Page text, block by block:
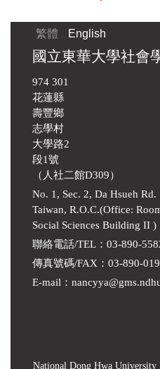
繁體 English
國立東華大學社會
974 301
花蓮縣
壽豐鄉
志學村
大學路2
段1號
（人社二館D309）
No. 1, Sec. 2, Da Hsueh
Taiwan, R.O.C.(Office:
Social Sciences Building II )
聯絡電話/TEL：03-890-
傳真號碼/FAX：03-890-
E-mail ：
National Dong Hwa University